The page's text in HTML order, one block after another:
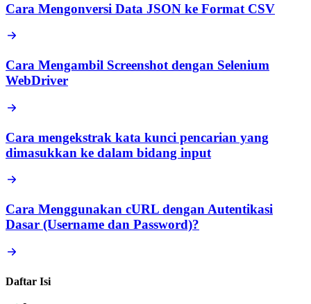
Cara Mengonversi Data JSON ke Format CSV
Cara Mengambil Screenshot dengan Selenium
WebDriver
Cara mengekstrak kata kunci pencarian yang
dimasukkan ke dalam bidang input
Cara Menggunakan cURL dengan Autentikasi
Dasar (Username dan Password)?
Daftar Isi